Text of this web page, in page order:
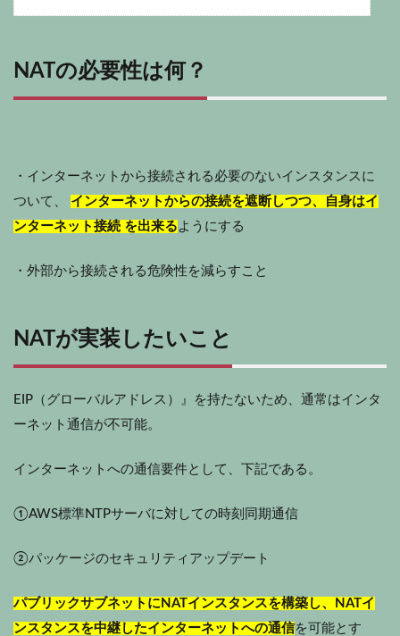
NATの必要性は何？
・インターネットから接続される必要のないインスタンスに
ついて、 インターネットからの接続を遮断しつつ、自身はイ
ンターネット接続 を出来る ようにする
・外部から接続される危険性を減らすこと
NATが実装したいこと
EIP（グローバルアドレス）』を持たないため、通常はインタ
ーネット通信が不可能。
インターネットへの通信要件として、下記である。
①AWS標準NTPサーバに対しての時刻同期通信
②パッケージのセキュリティアップデート
パブリックサブネットにNATインスタンスを構築し、NATイ
ンスタンスを中継したインターネットへの通信を可能とす